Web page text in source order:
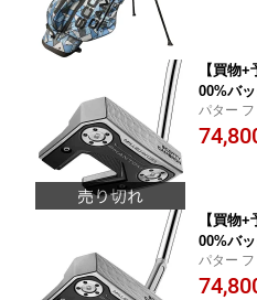
【買物
00%バ
キャメ
パター
【買物
00%バ
キャメ
パター